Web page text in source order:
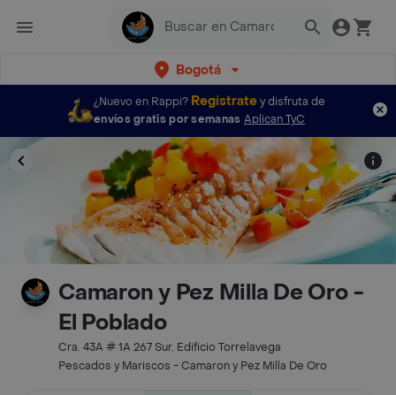
Bogotá
¿Nuevo en Rappi? Regístratey disfruta de
envíos gratis por semanas Aplican TyC
Camaron y Pez Milla De Oro -
El Poblado
Cra. 43A # 1A 267 Sur. Edificio Torrelavega
Pescados y Mariscos - Camaron y Pez Milla De Oro